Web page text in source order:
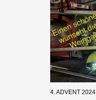
4. ADVENT 2024